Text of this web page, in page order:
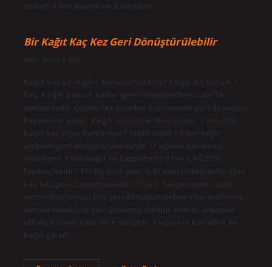
Etiket: 1 ton plastik ne kazandırır
Bir Kağıt Kaç Kez Geri Dönüştürülebilir
Kağıt kaç kere geri dönüştürülebilir? Kağıt: en fazla 5-7
kez. Kağıt, plastik kadar geri dönüştürülmesi zor bir
malzemedir, çünkü her yeniden kullanımda geri dönüşüm
kapasitesi azalır. Kağıt, uzun liflerden oluşur. 1 ton atık
kağıt kaç ağaç kurtarıyor? TEMA Vakfı – 1 ton kağıt
atığının geri dönüştürülmesiyle 17 ağacın kesilmesi
önleniyor. 1 ton kağıt ne kazandırır? 1 ton KAĞIDIN
faydası nedir? 177 kg sera gazı, %40 enerji tasarrufu. Cam
kaç kez geri dönüştürülebilir? Cam, kalitesinden ödün
vermeden sonsuz kez geri dönüştürülebilen bir malzeme
olması sebebiyle geri dönüştürülebilir atıklar arasında
oldukça önemli bir yere sahiptir. 1 ağaçtan kaç adet a4
kağıt çıkar?…